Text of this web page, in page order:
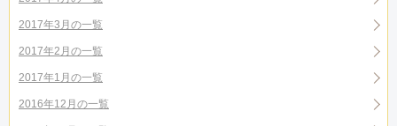
2017年3月の一覧
2017年2月の一覧
2017年1月の一覧
2016年12月の一覧